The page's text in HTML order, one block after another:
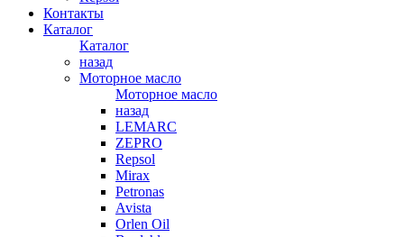
Контакты
Каталог
Каталог
назад
Моторное масло
Моторное масло
назад
LEMARC
ZEPRO
Repsol
Mirax
Petronas
Avista
Orlen Oil